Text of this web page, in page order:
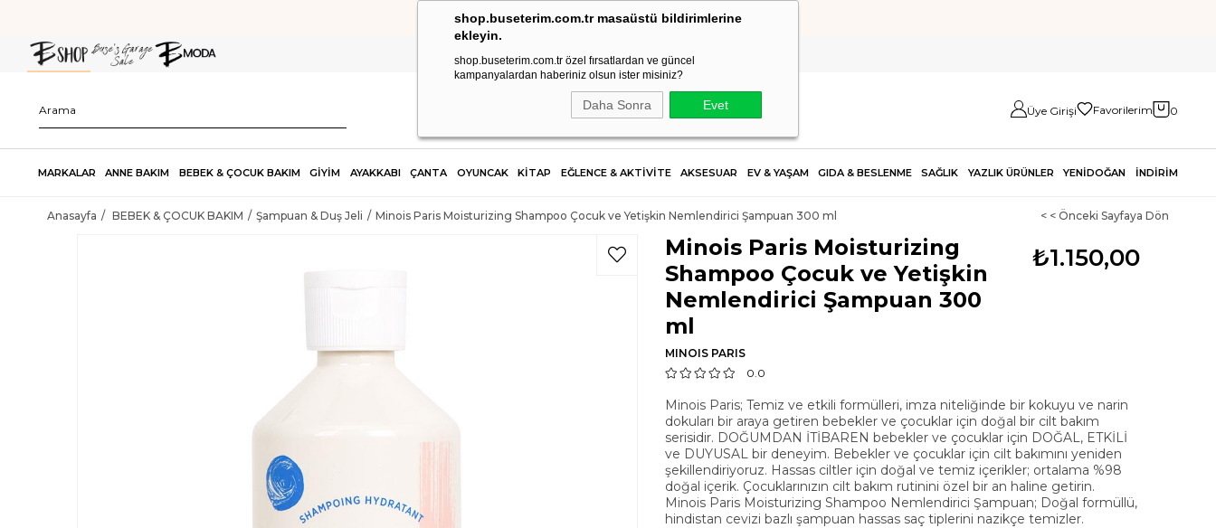
shop.buseterim.com.tr masaüstü bildirimlerine
ekleyin.
shop.buseterim.com.tr özel fırsatlardan ve güncel
kampanyalardan haberiniz olsun ister misiniz?
Daha Sonra Evet
HIZLI KARGO
Üye Girişi Favorilerim 0
MARKALAR ANNE BAKIM BEBEK & ÇOCUK BAKIM GİYİM AYAKKABI ÇANTA OYUNCAK KİTAP EĞLENCE & AKTİVİTE AKSESUAR EV & YAŞAM GIDA & BESLENME SAĞLIK YAZLIK ÜRÜNLER YENİDOĞAN İNDİRİM
Anasayfa BEBEK & ÇOCUK BAKIM Şampuan & Duş Jeli Minois Paris Moisturizing Shampoo Çocuk ve Yetişkin Nemlendirici Şampuan 300 ml < < Önceki Sayfaya Dön
₺1.150,00
Minois Paris Moisturizing
Shampoo Çocuk ve Yetişkin
Nemlendirici Şampuan 300
ml
MINOIS PARIS
0.0
Minois Paris; Temiz ve etkili formülleri, imza niteliğinde bir kokuyu ve narin
dokuları bir araya getiren bebekler ve çocuklar için doğal bir cilt bakım
serisidir. DOĞUMDAN İTİBAREN bebekler ve çocuklar için DOĞAL, ETKİLİ
ve DUYUSAL bir deneyim. Bebekler ve çocuklar için cilt bakımını yeniden
şekillendiriyoruz. Hassas ciltler için doğal ve temiz içerikler; ortalama %98
doğal içerik. Çocuklarınızın cilt bakım rutinini özel bir an haline getirin.
Minois Paris Moisturizing Shampoo Nemlendirici Şampuan; Doğal formüllü,
hindistan cevizi bazlı şampuan hassas saç tiplerini nazikçe temizler.